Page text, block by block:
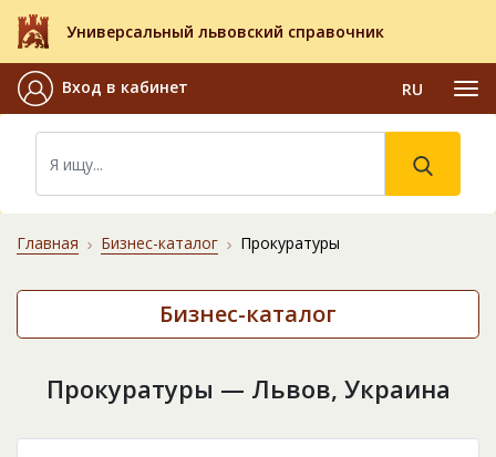
Универсальный львовский справочник
Вход в кабинет RU
Главная Бизнес-каталог Прокуратуры
Бизнес-каталог
Прокуратуры — Львов, Украина